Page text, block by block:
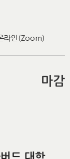
라인(Zoom)
마감